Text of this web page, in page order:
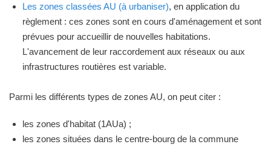
Les zones classées AU (à urbaniser), en application du
règlement : ces zones sont en cours d'aménagement et sont
prévues pour accueillir de nouvelles habitations.
L'avancement de leur raccordement aux réseaux ou aux
infrastructures routières est variable.
Parmi les différents types de zones AU, on peut citer :
les zones d'habitat (1AUa) ;
les zones situées dans le centre-bourg de la commune